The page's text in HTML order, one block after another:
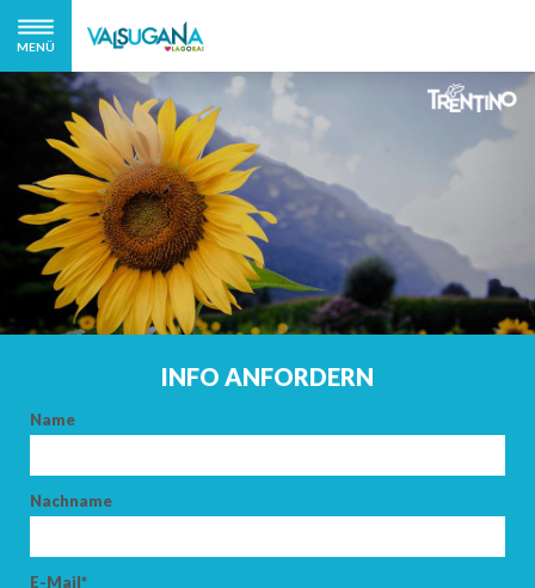
MENÜ
INFO ANFORDERN
Name
Nachname
E-Mail*